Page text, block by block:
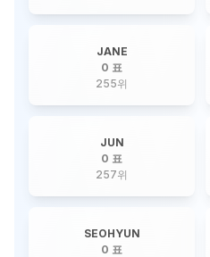
JANE
0 표
255위
JUN
0 표
257위
SEOHYUN
0 표